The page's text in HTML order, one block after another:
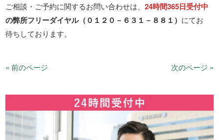
ご相談・ご予約に関するお問い合わせは、24時間365日受付中
の弊所フリーダイヤル（０１２０－６３１－８８１） にてお
待ちしております。
« 前のページ 次のページ »